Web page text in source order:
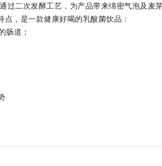
过二次发酵工艺，为产品带来绵密气泡及麦
，是一款健康好喝的乳酸菌饮品：
肠道；